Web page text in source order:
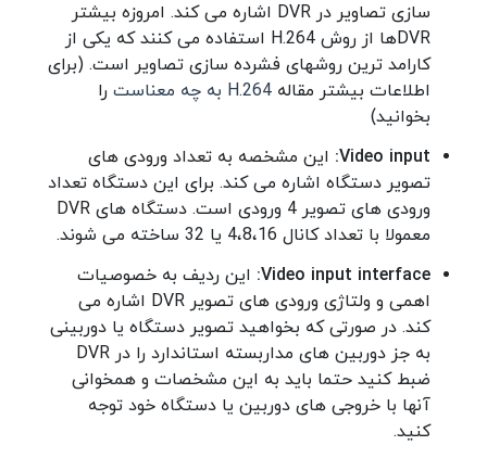
سازی تصاویر در DVR اشاره می کند. امروزه بیشتر
DVRها از روش H.264 استفاده می کنند که یکی از
کارامد ترین روشهای فشرده سازی تصاویر است. (برای
اطلاعات بیشتر مقاله H.264 به چه معناست
را
بخوانید)
Video input: این مشخصه به تعداد ورودی های
تصویر دستگاه اشاره می کند. برای این دستگاه تعداد
ورودی های تصویر 4 ورودی است. دستگاه های DVR
معمولا با تعداد کانال 4،8،16 یا 32 ساخته می شوند.
Video input interface: این ردیف به خصوصیات
اهمی و ولتاژی ورودی های تصویر DVR اشاره می
کند. در صورتی که بخواهید تصویر دستگاه یا دوربینی
به جز دوربین های مداربسته استاندارد را در DVR
ضبط کنید حتما باید به این مشخصات و همخوانی
آنها با خروجی های دوربین یا دستگاه خود توجه
کنید.